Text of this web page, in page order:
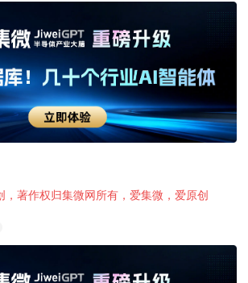
，著作权归集微网所有，爱集微，爱原创